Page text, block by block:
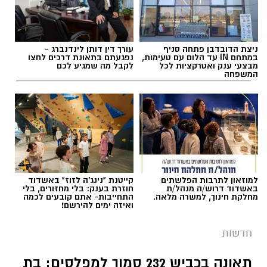
ביטחונם של תושבי העוטף.
"מבחינתנו, התנאי לכך ברור ואינו נתון למשא ומתן:
פירוק מלא של חמאס, פירוז רצועת עזה והבטחת
ביטחון מלא, יציב ובלתי מתפשר לתושבי האזור",
הבטחות. הם צריכים ודאות ביטחונית. זו חובתה
של מדינת ישראל, ואנחנו נעמוד על כך ללא
פשרות".
אלדה נתנאל / 11:17 09.08.26
תגים:מועצה אזורית שפיר
ניצת הדובדבן פתחה סניף
במתחם IN עד הלום עם טעימות,
מבצעי ענק ואטרקציות לכל
המשפחה
עורך דין דותן לינדנברג -
נפגעתם בתאונת דרכים לחצו
לקבל מה שמגיע לכם
למוזאון לתרבות הפלשתים
באשדוד דרוש/ה מנהל/ת
מחלקת חינוך, למשרה מלאה.
קייטנת "נינג'ה לזוז" באשדוד
חוזרת בענק: בלי מחזורים, בלי
התחייבות- אתם קובעים לכמה
ואיזה ימים להירשם!
חדשות
תאונה בכביש 232 סמוך למפלסים: בת